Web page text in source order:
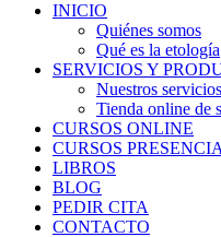
INICIO
Quiénes somos
Qué es la etología
SERVICIOS Y
Nuestros
Tienda online de
CURSOS ONLINE
CURSOS
LIBROS
BLOG
PEDIR CITA
CONTACTO